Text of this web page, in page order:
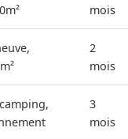
mois
2
mois
3
mois